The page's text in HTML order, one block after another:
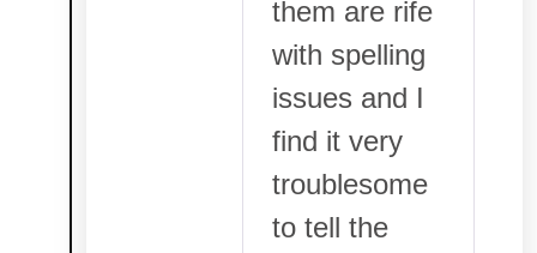
them are rife
with spelling
issues and I
find it very
troublesome
to tell the